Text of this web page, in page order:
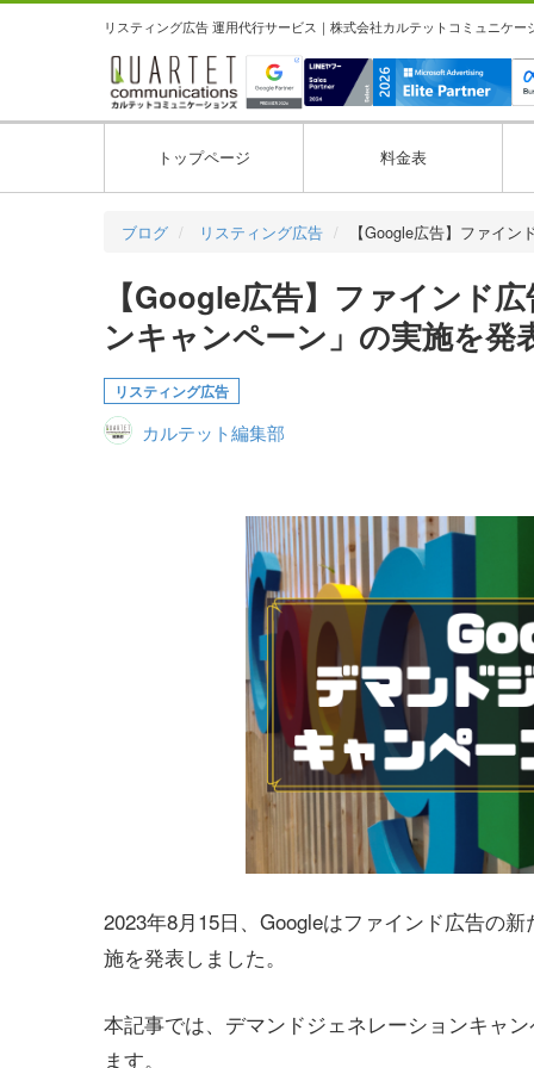
リスティング広告 運用代行サービス｜株式会社カルテットコミュニケ
トップページ 料金表
ブログ リスティング広告 【Google広告】ファイン
【Google広告】ファインド
ンキャンペーン」の実施を発
リスティング広告
カルテット編集部
2023年8月15日、Googleはファインド広告の
施を発表しました。
本記事では、デマンドジェネレーションキャ
ます。